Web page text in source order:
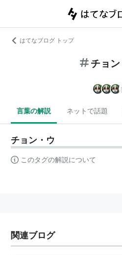
はてなブログ トップ
チョン
言葉の解説 ネットで話題
チョン・ウ
このタグの解説について
関連ブログ